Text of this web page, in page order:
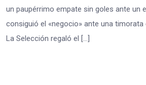
un paupérrimo empate sin goles ante un
consiguió el «negocio» ante una
La Selección regaló el […]